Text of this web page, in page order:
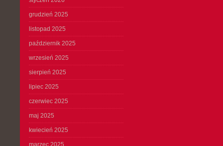
grudzień 2025
listopad 2025
październik 2025
wrzesień 2025
sierpień 2025
lipiec 2025
czerwiec 2025
maj 2025
kwiecień 2025
marzec 2025